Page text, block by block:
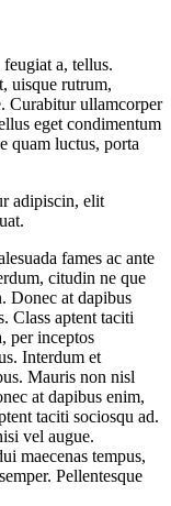
a, tellus.
uisque rutrum,
Curabitur ullamcorper
eget condimentum
quam luctus, porta
adipiscin, elit
fames ac ante
citudin ne que
Donec at dapibus
Class aptent taciti
per inceptos
Interdum et
Mauris non nisl
at dapibus enim,
taciti sociosqu ad.
vel augue.
maecenas tempus,
Pellentesque